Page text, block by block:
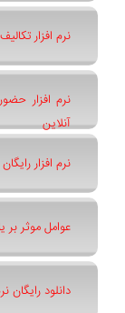
نرم افزار
نرم افزار
آنلاین
نرم افزار
عوامل موثر بر
دانلود رایگان